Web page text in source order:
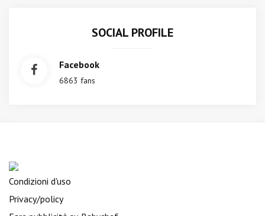
SOCIAL PROFILE
Facebook
6863 fans
Condizioni d'uso
Privacy/policy